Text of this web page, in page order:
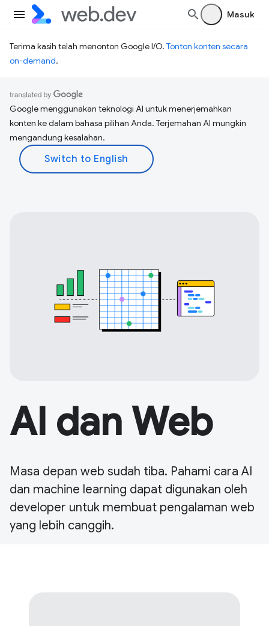
Masuk
Terima kasih telah menonton Google I/O. Tonton konten secara
on-demand.
Google menggunakan teknologi AI untuk menerjemahkan
konten ke dalam bahasa pilihan Anda. Terjemahan AI mungkin
mengandung kesalahan.
AI dan Web
Masa depan web sudah tiba. Pahami cara AI
dan machine learning dapat digunakan oleh
developer untuk membuat pengalaman web
yang lebih canggih.